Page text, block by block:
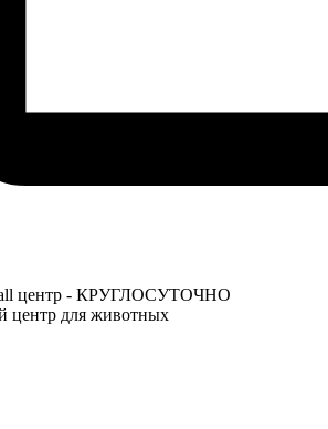
центр - КРУГЛОСУТОЧНО
центр для животных